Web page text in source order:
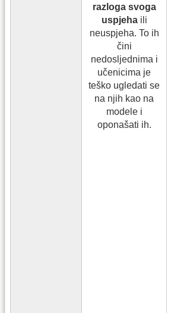
razloga svoga
uspjehaili
neuspjeha. To ih
čini
nedosljednima i
učenicima je
teško ugledati se
na njih kao na
modele i
oponašati ih.